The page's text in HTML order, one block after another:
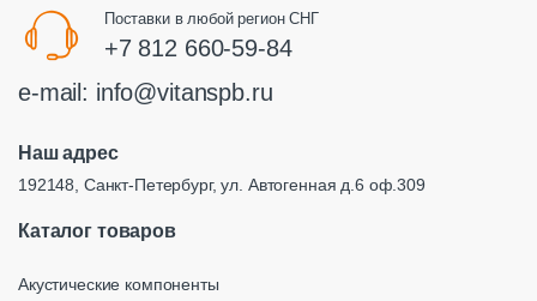
Поставки в любой регион СНГ
+7 812 660-59-84
e-mail: info@vitanspb.ru
Наш адрес
192148, Санкт-Петербург, ул. Автогенная д.6 оф.309
Каталог товаров
Акустические компоненты